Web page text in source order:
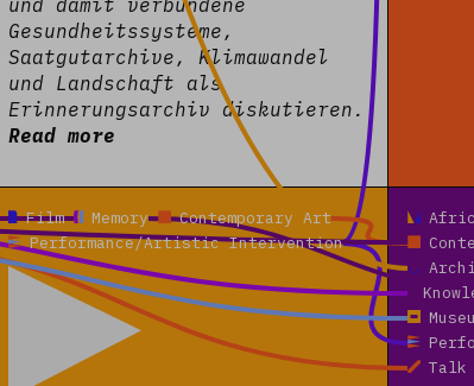
und damit verbundene
Gesundheitssysteme,
Saatgutarchive, Klimawandel
und Landschaft als
Erinnerungsarchiv diskutieren.
Read more
Film Memory
Contemporary Art
Performance/Artistic Intervention
Talk